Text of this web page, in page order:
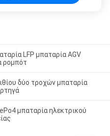
LFP μπαταρία AGV
ρομπότ
δύο τροχών μπαταρία
μπαταρία ηλεκτρικού